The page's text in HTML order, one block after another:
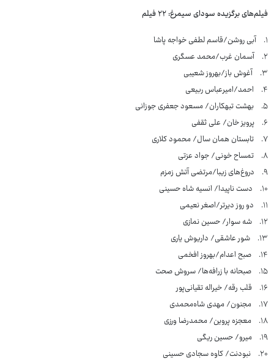
فیلم‌های برگزیده سودای سیمرغ: ۲۲ فیلم
۱. آبی روشن/قاسم لطفی خواجه پاشا
۲. آسمان غرب/محمد عسگری
۳. آغوش باز/بهروز شعیبی
۴. احمد/امیرعباس ربیعی
۵. بهشت تبهکاران/ مسعود جعفری جوزانی
۶. پرویز خان/ علی ثقفی
۷. تابستان همان سال/ محمود کلاری
۸. تمساح خونی/ جواد عزتی
۹. دروغ‌های زیبا/مرتضی آتش زمزم
۱۰. دست ناپیدا/ انسیه شاه حسینی
۱۱. دو روز دیرتر/اصغر نعیمی
۱۲. شه سوار/ حسین نمازی
۱۳. شور عاشقی/ داریوش یاری
۱۴. صبح اعدام/بهروز افخمی
۱۵. صبحانه با زرافه‌ها/ سروش صحت
۱۶. قلب رقه/ خیراله تقیانی‌پور
۱۷. مجنون/ مهدی شاه‌محمدی
۱۸. معجزه پروین/ محمدرضا ورزی
۱۹. میرو/ حسین ریگی
۲۰. نبودنت/ کاوه سجادی حسینی